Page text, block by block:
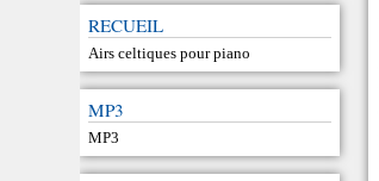
RECUEIL
Airs celtiques pour piano
MP3
MP3